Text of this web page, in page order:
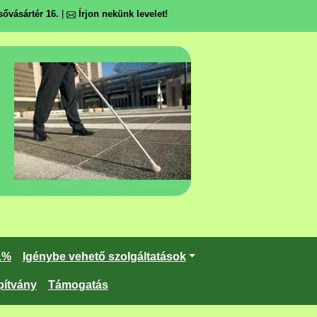
16. Írjon nekünk levelet!
Igénybe vehető szolgáltatások
Támogatás